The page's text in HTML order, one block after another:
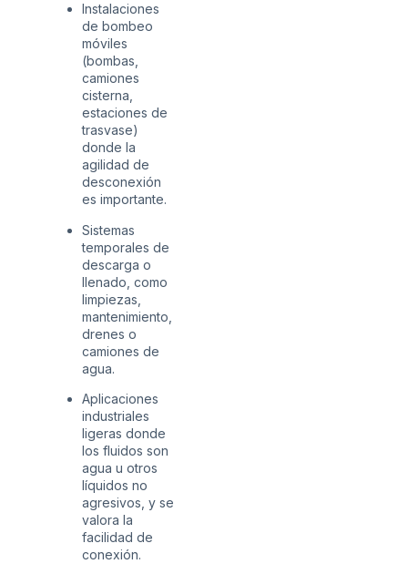
Instalaciones
de bombeo
móviles
(bombas,
camiones
cisterna,
estaciones de
trasvase)
donde la
agilidad de
desconexión
es importante.
Sistemas
temporales de
descarga o
llenado, como
limpiezas,
mantenimiento,
drenes o
camiones de
agua.
Aplicaciones
industriales
ligeras donde
los fluidos son
agua u otros
líquidos no
agresivos, y se
valora la
facilidad de
conexión.